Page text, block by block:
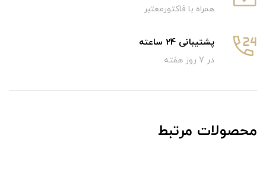
همراه با فاکتورمعتبر
پشتیبانی 24 ساعته
در 7 روز هفته
محصولات مرتبط